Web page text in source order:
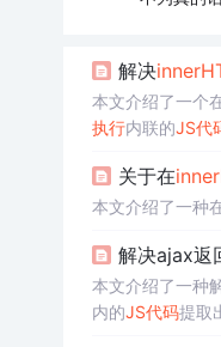
解决
本文介绍了一个
执行内联的JS代
关于在
本文介绍了一种
解决ajax返
本文介绍了一种
内的JS代码提取